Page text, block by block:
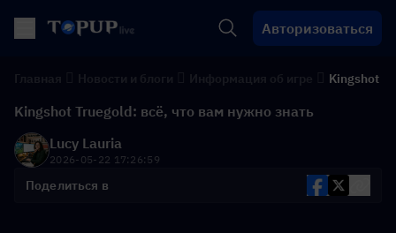
Авторизоваться
Kingshot
Kingshot Truegold: всё, что вам нужно знать
Lucy Lauria
2026-05-22 17:26:59
Поделиться в